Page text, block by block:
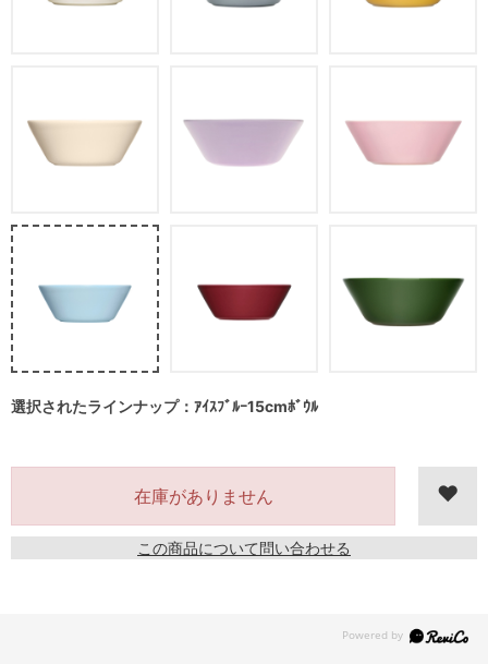
選択されたラインナップ：ｱｲｽﾌﾞﾙｰ15cmﾎﾞｳﾙ
在庫がありません
この商品について問い合わせる